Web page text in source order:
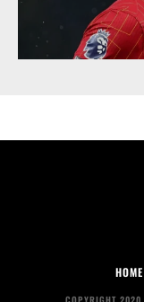
HOME